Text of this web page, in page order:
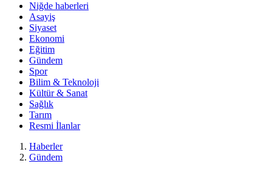
Niğde haberleri
Asayiş
Siyaset
Ekonomi
Eğitim
Gündem
Spor
Bilim & Teknoloji
Kültür & Sanat
Sağlık
Tarım
Resmi İlanlar
Haberler
Gündem